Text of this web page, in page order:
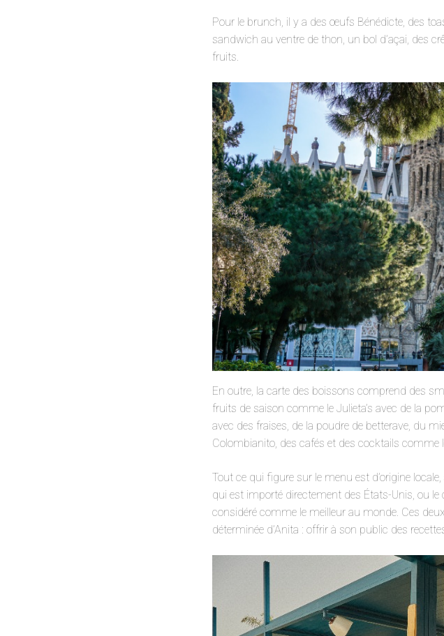
Pour le brunch, il y a des œufs Bénédicte, des
sandwich au ventre de thon, un bol d’açai, des
fruits.
En outre, la carte des boissons comprend des
fruits de saison comme le Julieta’s avec de la
avec des fraises, de la poudre de betterave, du
Colombianito, des cafés et des cocktails comme
Tout ce qui figure sur le menu est d’origine
qui est importé directement des États-Unis, ou
considéré comme le meilleur au monde. Ces
déterminée d’Anita : offrir à son public des